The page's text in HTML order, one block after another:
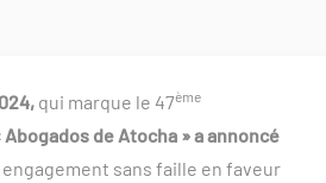
qui marque le 47ème
Abogados de Atocha » a annoncé
sans faille en faveur